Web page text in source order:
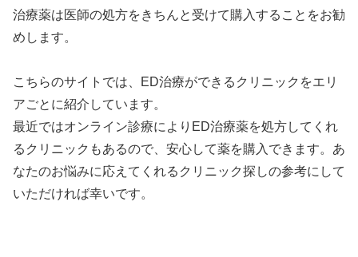
治療薬は医師の処方をきちんと受けて購入することをお勧
めします。
こちらのサイトでは、ED治療ができるクリニックをエリ
アごとに紹介しています。
最近ではオンライン診療によりED治療薬を処方してくれ
るクリニックもあるので、安心して薬を購入できます。あ
なたのお悩みに応えてくれるクリニック探しの参考にして
いただければ幸いです。